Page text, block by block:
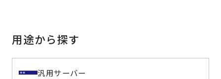
サービス
事例
用途から探す
汎用サーバー